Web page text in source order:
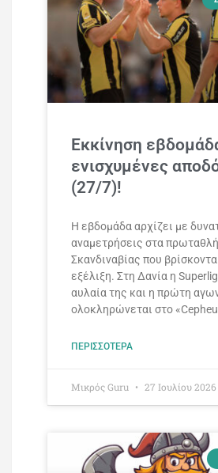
Εκκίνηση
ενισχυμένες
(27/7)!
Η εβδομάδα αρχίζει με
αναμετρήσεις στα
Σκανδιναβίας που
εξέλιξη. Στη Δανία η
αυλαία της και η πρώτη
ολοκληρώνεται στο
ΠΕΡΙΣΣΌΤΕΡΑ
Mικρός Guru 27 Ιουλίου 2026